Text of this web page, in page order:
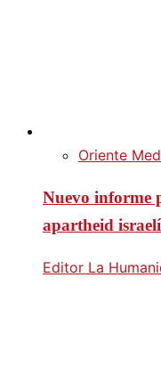
Oriente
Nuevo informe
apartheid israelí
Editor La